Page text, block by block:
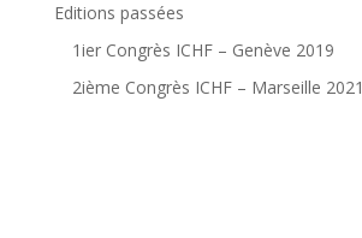
Editions passées
1ier Congrès ICHF – Genève 2019
2ième Congrès ICHF – Marseille 2021